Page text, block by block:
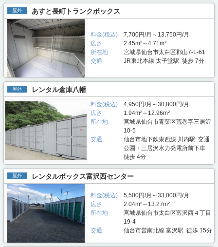
屋外 あすと長町トランクボックス
料金(税込)
7,700円/月～13,750円/月
広さ
2.45m²～4.71m²
所在地
宮城県仙台市太白区郡山7-1-61
交通
JR東北本線 太子堂駅 徒歩 7分
屋外 レンタル倉庫八幡
料金(税込)
4,950円/月～30,800円/月
広さ
1.94m²～12.96m²
所在地
宮城県仙台市青葉区荒巻字三居沢
10-5
交通
仙台市地下鉄東西線 川内駅 交通
公園・三居沢水力発電所前下車
徒歩 4分
屋外 レンタルボックス富沢西センター
料金(税込)
5,500円/月～33,000円/月
広さ
2.04m²～13.27m²
所在地
宮城県仙台市太白区富沢西４丁目
19-4
交通
仙台市営南北線 富沢駅 徒歩 15分